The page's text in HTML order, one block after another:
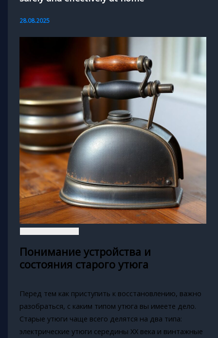
28.08.2025
Понимание устройства и
состояния старого утюга
Перед тем как приступить к восстановлению, важно
разобраться, с каким типом утюга вы имеете дело.
Старые утюги чаще всего делятся на два типа:
электрические утюги середины XX века и винтажные